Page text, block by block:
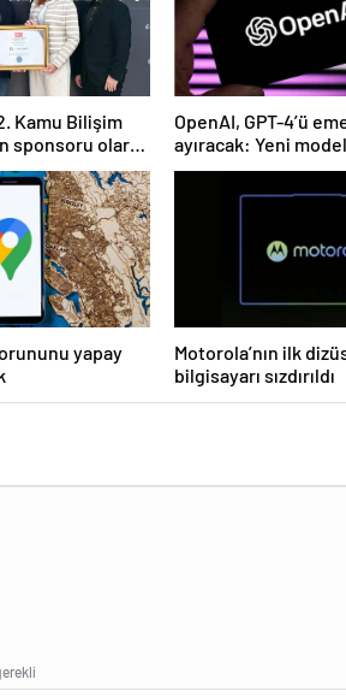
Kamu Bilişim
sponsoru olarak
verdi
OpenAI, GPT-4’ü
ayıracak: Yeni
yapay
Motorola’nın ilk
bilgisayarı sızdırıldı